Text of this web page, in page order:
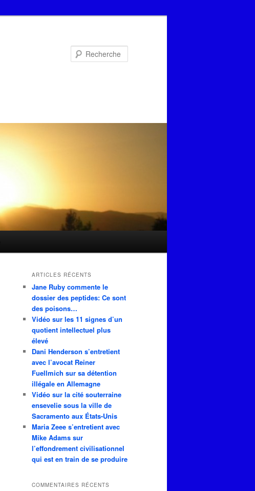
ARTICLES RÉCENTS
Jane Ruby commente le
dossier des peptides: Ce sont
des poisons…
Vidéo sur les 11 signes d’un
quotient intellectuel plus
élevé
Dani Henderson s’entretient
avec l’avocat Reiner
Fuellmich sur sa détention
illégale en Allemagne
Vidéo sur la cité souterraine
ensevelie sous la ville de
Sacramento aux États-Unis
Maria Zeee s’entretient avec
Mike Adams sur
l’effondrement civilisationnel
qui est en train de se produire
COMMENTAIRES RÉCENTS